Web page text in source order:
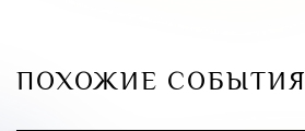
ПОХОЖИЕ СОБЫТИЯ